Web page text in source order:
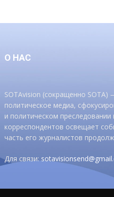
О НАС
SOTAvision (сокращенно
политическое медиа,
и политическом
корреспондентов освещает
часть его журналистов
Для связи: